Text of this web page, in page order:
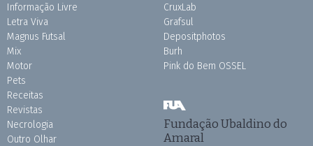
Informação Livre
Letra Viva
Magnus Futsal
Mix
Motor
Pets
Receitas
Revistas
Necrologia
Outro Olhar
CruxLab
Grafsul
Depositphotos
Burh
Pink do Bem OSSEL
Fundação Ubaldino do
Amaral